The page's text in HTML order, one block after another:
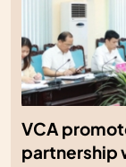
VCA
partnership